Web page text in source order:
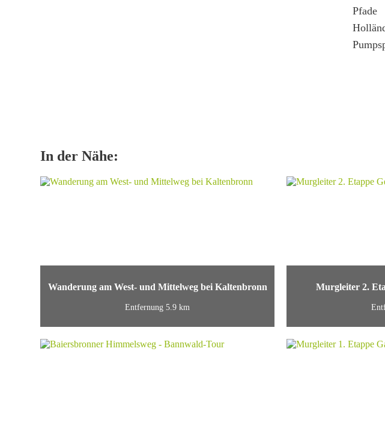
In der Nähe:
Wanderung am West- und Mittelweg bei Kaltenbronn
Entfernung 5.9 km
Murgleiter 2.